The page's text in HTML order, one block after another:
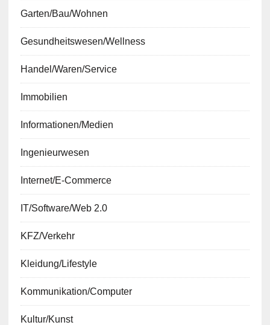
Garten/Bau/Wohnen
Gesundheitswesen/Wellness
Handel/Waren/Service
Immobilien
Informationen/Medien
Ingenieurwesen
Internet/E-Commerce
IT/Software/Web 2.0
KFZ/Verkehr
Kleidung/Lifestyle
Kommunikation/Computer
Kultur/Kunst